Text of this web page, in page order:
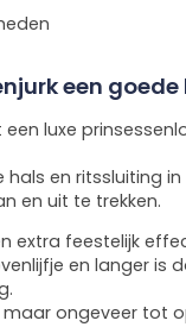
een goede
luxe
en ritssluiting
en uit te trekken.
extra feestelijk
en langer is
ongeveer tot